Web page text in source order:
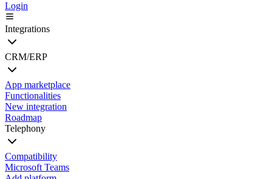
Login
Integrations
CRM/ERP
App marketplace
Functionalities
New integration
Roadmap
Telephony
Compatibility
Microsoft Teams